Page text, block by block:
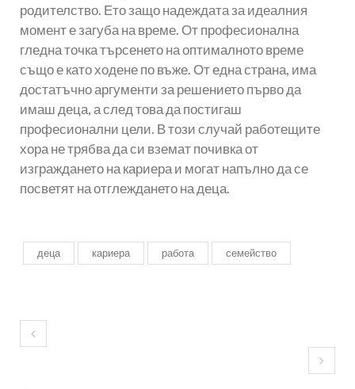
родителство. Ето защо надеждата за идеалния
момент е загуба на време. От професионална
гледна точка търсенето на оптималното време
също е като ходене по въже. От една страна, има
достатъчно аргументи за решението първо да
имаш деца, а след това да постигаш
професионални цели. В този случай работещите
хора не трябва да си вземат почивка от
изграждането на кариера и могат напълно да се
посветят на отглеждането на деца.
деца кариера работа семейство